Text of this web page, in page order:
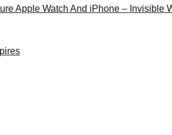
Apple Watch And iPhone – Invisible